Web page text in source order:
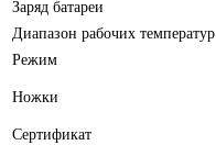
Заряд батареи
Диапазон рабочих температур
Режим
Ножки
Сертификат